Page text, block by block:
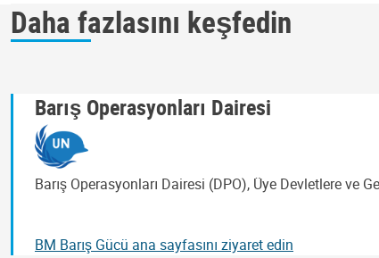
Daha fazlasını keşfedin
Barış Operasyonları Dairesi
Barış Operasyonları Dairesi (DPO), Üye Devletlere ve
BM Barış Gücü ana sayfasını ziyaret edin